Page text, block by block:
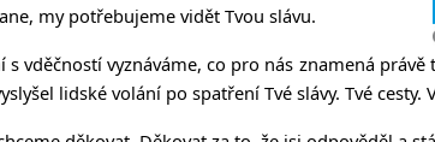
my potřebujeme vidět Tvou slávu.
vděčností vyznáváme, co pro nás znamená
lidské volání po spatření Tvé slávy. Tvé